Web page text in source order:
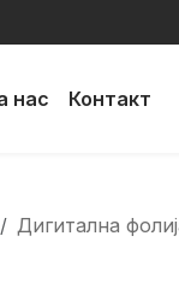
нас Контакт
Дигитална